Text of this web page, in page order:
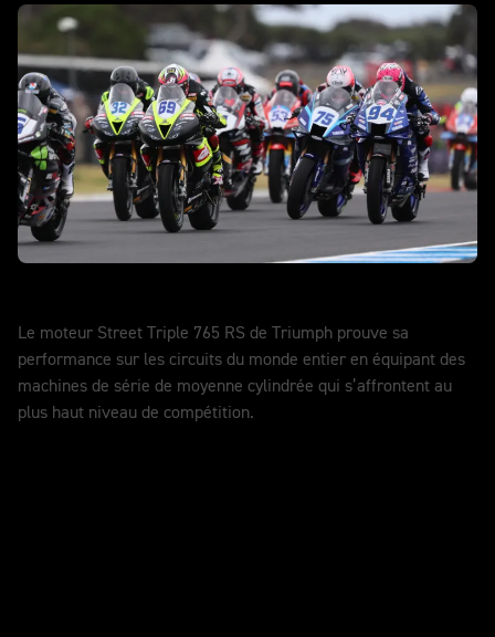
Le moteur Street Triple 765 RS de Triumph prouve sa
performance sur les circuits du monde entier en équipant des
machines de série de moyenne cylindrée qui s’affrontent au
plus haut niveau de compétition.